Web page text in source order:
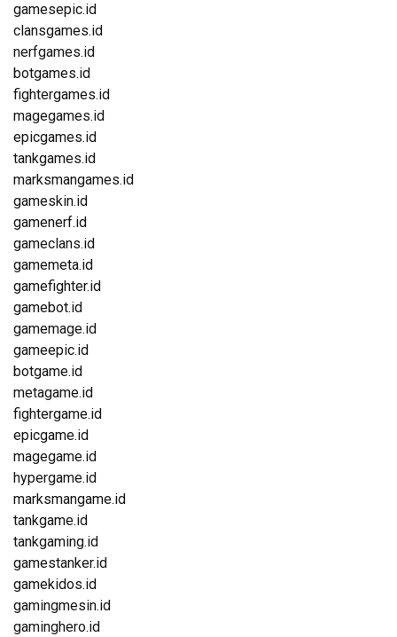
gamesepic.id
clansgames.id
nerfgames.id
botgames.id
fightergames.id
magegames.id
epicgames.id
tankgames.id
marksmangames.id
gameskin.id
gamenerf.id
gameclans.id
gamemeta.id
gamefighter.id
gamebot.id
gamemage.id
gameepic.id
botgame.id
metagame.id
fightergame.id
epicgame.id
magegame.id
hypergame.id
marksmangame.id
tankgame.id
tankgaming.id
gamestanker.id
gamekidos.id
gamingmesin.id
gaminghero.id